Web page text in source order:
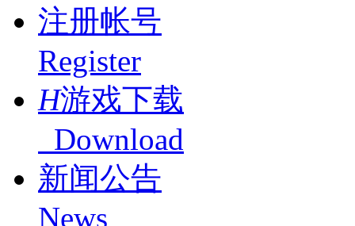
注册帐号
Register
H游戏下载
Download
新闻公告
News